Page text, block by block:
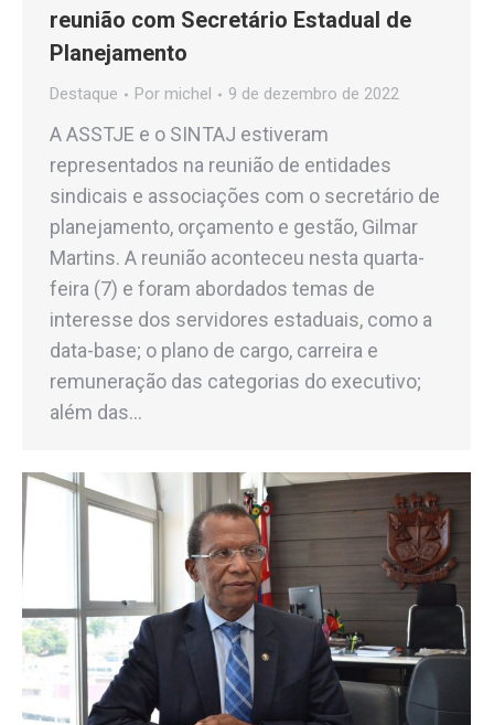
reunião com Secretário Estadual de
Planejamento
Destaque Por michel 9 de dezembro de 2022
A ASSTJE e o SINTAJ estiveram
representados na reunião de entidades
sindicais e associações com o secretário de
planejamento, orçamento e gestão, Gilmar
Martins. A reunião aconteceu nesta quarta-
feira (7) e foram abordados temas de
interesse dos servidores estaduais, como a
data-base; o plano de cargo, carreira e
remuneração das categorias do executivo;
além das…